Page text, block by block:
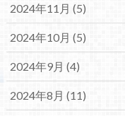
2024年11月 (5)
2024年10月 (5)
2024年9月 (4)
2024年8月 (11)